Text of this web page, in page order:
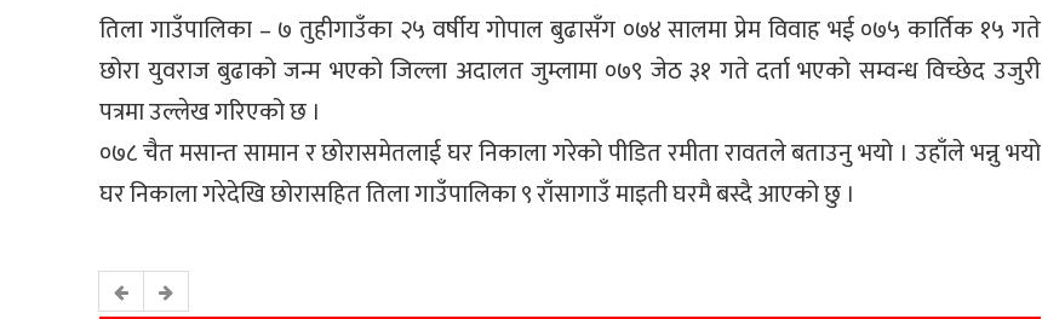
तिला गाउँपालिका – ७ तुहीगाउँका २५ वर्षीय गोपाल बुढासँग ०७४ सालमा प्रेम विवाह भई ०७५ कार्तिक १५ गते
छोरा युवराज बुढाको जन्म भएको जिल्ला अदालत जुम्लामा ०७९ जेठ ३१ गते दर्ता भएको सम्वन्ध विच्छेद उजुरी
पत्रमा उल्लेख गरिएको छ ।
०७८ चैत मसान्त सामान र छोरासमेतलाई घर निकाला गरेको पीडित रमीता रावतले बताउनु भयो । उहाँले भन्नु भयो
घर निकाला गरेदेखि छोरासहित तिला गाउँपालिका ९ राँसागाउँ माइती घरमै बस्दै आएको छु ।